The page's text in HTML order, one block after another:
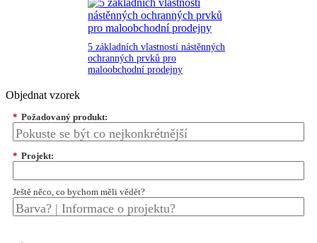
5 základních vlastností nástěnných
ochranných prvků pro
maloobchodní prodejny
Objednat vzorek
* Požadovaný produkt:
* Projekt:
Ještě něco, co bychom měli vědět?